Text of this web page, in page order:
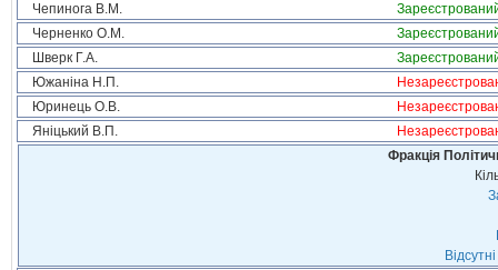
Чепинога В.М.
Черненко О.М.
Шверк Г.А.
Южаніна Н.П.
Юринець О.В.
Яніцький В.П.
Фракція